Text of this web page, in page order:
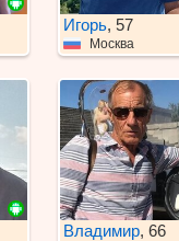
Игорь, 57
Москва
Владимир, 66